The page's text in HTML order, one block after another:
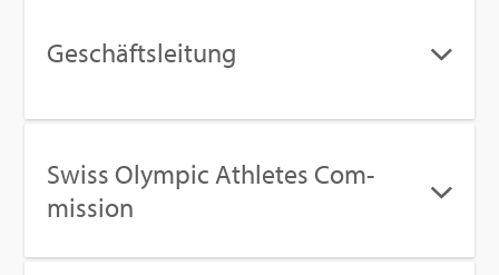
Ge­schäfts­lei­tung
Swiss Olym­pic Ath­le­tes Com­
mis­si­on